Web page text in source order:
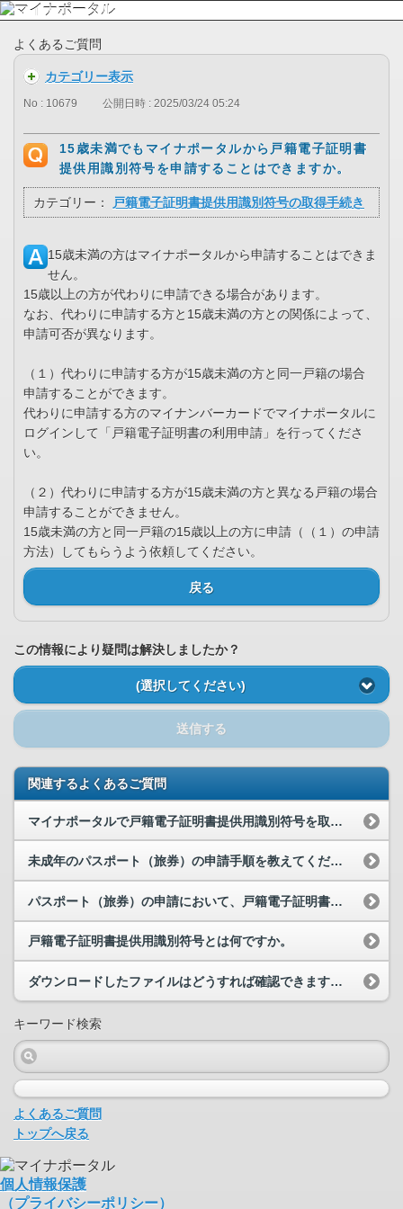
よくあるご質問
カテゴリー表示
No : 10679 公開日時 : 2025/03/24 05:24
15歳未満でもマイナポータルから戸籍電子証明書
提供用識別符号を申請することはできますか。
カテゴリー： 戸籍電子証明書提供用識別符号の取得手続き
15歳未満の方はマイナポータルから申請することはできま
せん。
15歳以上の方が代わりに申請できる場合があります。
なお、代わりに申請する方と15歳未満の方との関係によって、
申請可否が異なります。
（１）代わりに申請する方が15歳未満の方と同一戸籍の場合
申請することができます。
代わりに申請する方のマイナンバーカードでマイナポータルに
ログインして「戸籍電子証明書の利用申請」を行ってくださ
い。
（２）代わりに申請する方が15歳未満の方と異なる戸籍の場合
申請することができません。
15歳未満の方と同一戸籍の15歳以上の方に申請（（１）の申請
方法）してもらうよう依頼してください。
戻る
この情報により疑問は解決しましたか？
(選択してください)
送信する
関連するよくあるご質問
マイナポータルで戸籍電子証明書提供用識別符号を取得する方法を教えてください。
未成年のパスポート（旅券）の申請手順を教えてください。
パスポート（旅券）の申請において、戸籍電子証明書提供用識別符号の入力を求められました。戸籍電子...
戸籍電子証明書提供用識別符号とは何ですか。
ダウンロードしたファイルはどうすれば確認できますか。
キーワード検索
よくあるご質問
トップへ戻る
個人情報保護
（プライバシーポリシー）